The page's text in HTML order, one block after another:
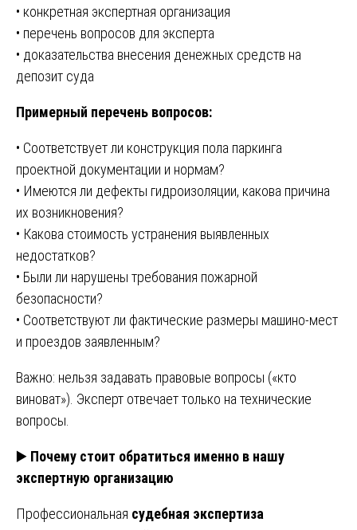
• конкретная экспертная организация
• перечень вопросов для эксперта
• доказательства внесения денежных средств на
депозит суда
Примерный перечень вопросов:
• Соответствует ли конструкция пола паркинга
проектной документации и нормам?
• Имеются ли дефекты гидроизоляции, какова причина
их возникновения?
• Какова стоимость устранения выявленных
недостатков?
• Были ли нарушены требования пожарной
безопасности?
• Соответствуют ли фактические размеры машино-мест
и проездов заявленным?
Важно: нельзя задавать правовые вопросы («кто
виноват»). Эксперт отвечает только на технические
вопросы.
▶️ Почему стоит обратиться именно в нашу
экспертную организацию
Профессиональная судебная экспертиза